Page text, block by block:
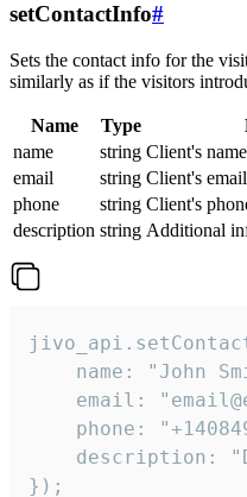
setContactInfo#
Sets the contact info for the
similarly as if the visitors
Name Type
name
string Client's
email
string Client's email
phone
string Client's
description string Additional
name: "John
email:
phone:
description:
});